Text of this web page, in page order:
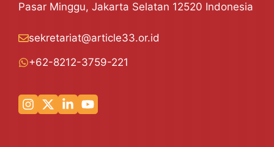
Pasar Minggu, Jakarta Selatan 12520 Indonesia
sekretariat@article33.or.id
+62-8212-3759-221